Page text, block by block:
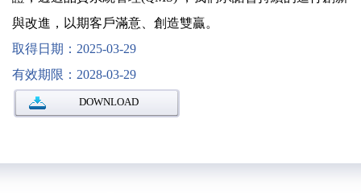
與改進，以期客戶滿意、創造雙贏。
取得日期：2025-03-29
有效期限：2028-03-29
DOWNLOAD